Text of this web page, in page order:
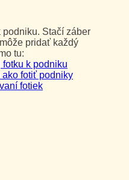
podniku. Stačí záber
pridať každý
tu:
fotku k podniku
ako fotiť podniky
fotiek